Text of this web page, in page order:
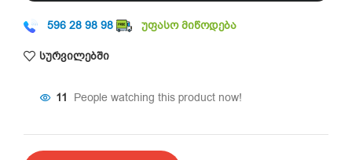
596 28 98 98 უფასო მიწოდება
სურვილებში
11 People watching this product now!